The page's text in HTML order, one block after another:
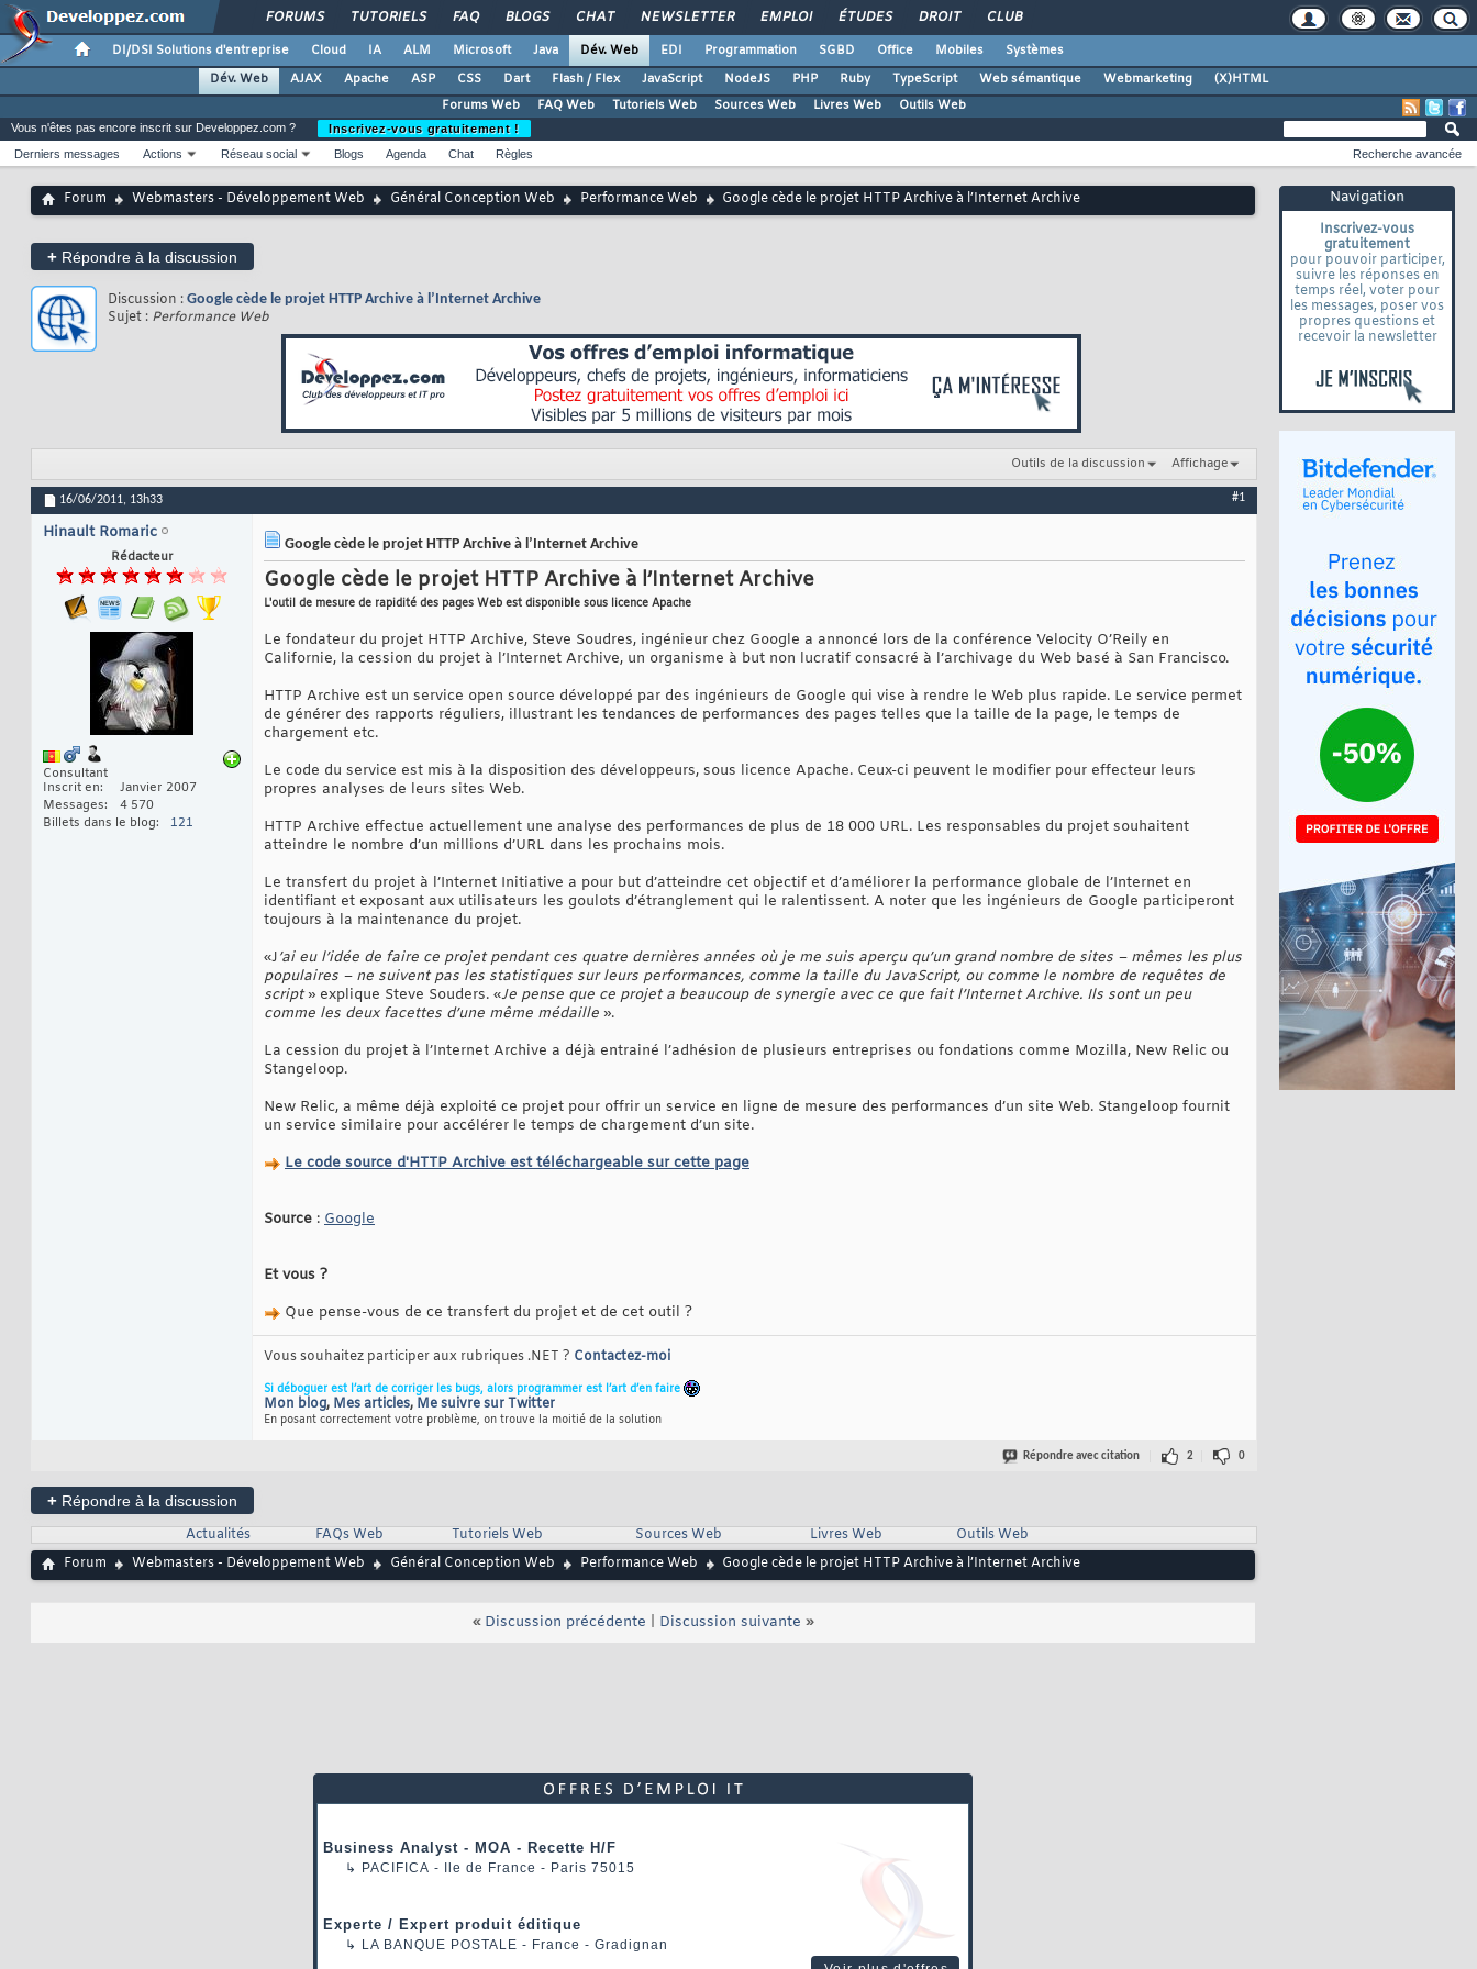
FORUMS TUTORIELS FAQ BLOGS CHAT NEWSLETTER EMPLOI ÉTUDES DROIT CLUB
DI/DSI Solutions d'entreprise Cloud IA ALM Microsoft Java Dév. Web EDI Programmation SGBD Office Mobiles
Systèmes
Dév. Web
AJAX Apache ASP CSS Dart Flash / Flex JavaScript NodeJS PHP Ruby TypeScript Web sémantique Webmarketing
(X)HTML
Forums Web
FAQ Web Tutoriels Web Sources Web Livres Web Outils Web
Navigation
Inscrivez-vous
gratuitement
pour pouvoir participer,
suivre les réponses en
temps réel, voter pour
les messages, poser vos
propres questions et
recevoir la newsletter
Vous n'êtes pas encore inscrit sur Developpez.com ?
Inscrivez-vous gratuitement !
Derniers messages
Actions Réseau social Blogs Agenda Chat Règles Recherche avancée
Forum Webmasters - Développement Web Général Conception Web Performance Web Google cède le projet HTTP Archive à l’Internet Archive
+ Répondre à la discussion
Discussion : Google cède le projet HTTP Archive à l’Internet Archive
Sujet : Performance Web
Outils de la discussion Affichage
16/06/2011, 13h33 #1
Hinault Romaric
Rédacteur
Consultant
Inscrit en
Janvier 2007
Messages
4 570
Billets dans le blog
121
Google cède le projet HTTP Archive à l’Internet Archive
Google cède le projet HTTP Archive à l’Internet Archive
L'outil de mesure de rapidité des pages Web est disponible sous licence Apache
Le fondateur du projet HTTP Archive, Steve Soudres, ingénieur chez Google a annoncé lors de la conférence Velocity O’Reily en
Californie, la cession du projet à l’Internet Archive, un organisme à but non lucratif consacré à l’archivage du Web basé à San Francisco.
HTTP Archive est un service open source développé par des ingénieurs de Google qui vise à rendre le Web plus rapide. Le service permet
de générer des rapports réguliers, illustrant les tendances de performances des pages telles que la taille de la page, le temps de
chargement etc.
Le code du service est mis à la disposition des développeurs, sous licence Apache. Ceux-ci peuvent le modifier pour effecteur leurs
propres analyses de leurs sites Web.
HTTP Archive effectue actuellement une analyse des performances de plus de 18 000 URL. Les responsables du projet souhaitent
atteindre le nombre d’un millions d’URL dans les prochains mois.
Le transfert du projet à l’Internet Initiative a pour but d’atteindre cet objectif et d’améliorer la performance globale de l’Internet en
identifiant et exposant aux utilisateurs les goulots d’étranglement qui le ralentissent. A noter que les ingénieurs de Google participeront
toujours à la maintenance du projet.
«J’ai eu l’idée de faire ce projet pendant ces quatre dernières années où je me suis aperçu qu’un grand nombre de sites – mêmes les plus
populaires – ne suivent pas les statistiques sur leurs performances, comme la taille du JavaScript, ou comme le nombre de requêtes de
script» explique Steve Souders. «Je pense que ce projet a beaucoup de synergie avec ce que fait l’Internet Archive. Ils sont un peu
comme les deux facettes d’une même médaille ».
La cession du projet à l’Internet Archive a déjà entrainé l’adhésion de plusieurs entreprises ou fondations comme Mozilla, New Relic ou
Stangeloop.
New Relic, a même déjà exploité ce projet pour offrir un service en ligne de mesure des performances d’un site Web. Stangeloop fournit
un service similaire pour accélérer le temps de chargement d’un site.
Le code source d'HTTP Archive est téléchargeable sur cette page
Source : Google
Et vous ?
Que pense-vous de ce transfert du projet et de cet outil ?
Vous souhaitez participer aux rubriques .NET ? Contactez-moi
Si déboguer est l’art de corriger les bugs, alors programmer est l’art d’en faire
Mon blog, Mes articles, Me suivre sur Twitter
En posant correctement votre problème, on trouve la moitié de la solution
Répondre avec citation 2 0
+ Répondre à la discussion
Actualités
FAQs Web Tutoriels Web Sources Web Livres Web
Outils Web
Forum
Webmasters - Développement Web Général Conception Web Performance Web Google cède le projet HTTP Archive à l’Internet Archive
« Discussion précédente Discussion suivante »
Business Analyst - MOA - Recette H/F
↳ PACIFICA - Ile de France - Paris 75015
Experte / Expert produit éditique
↳ LA BANQUE POSTALE - France - Gradignan